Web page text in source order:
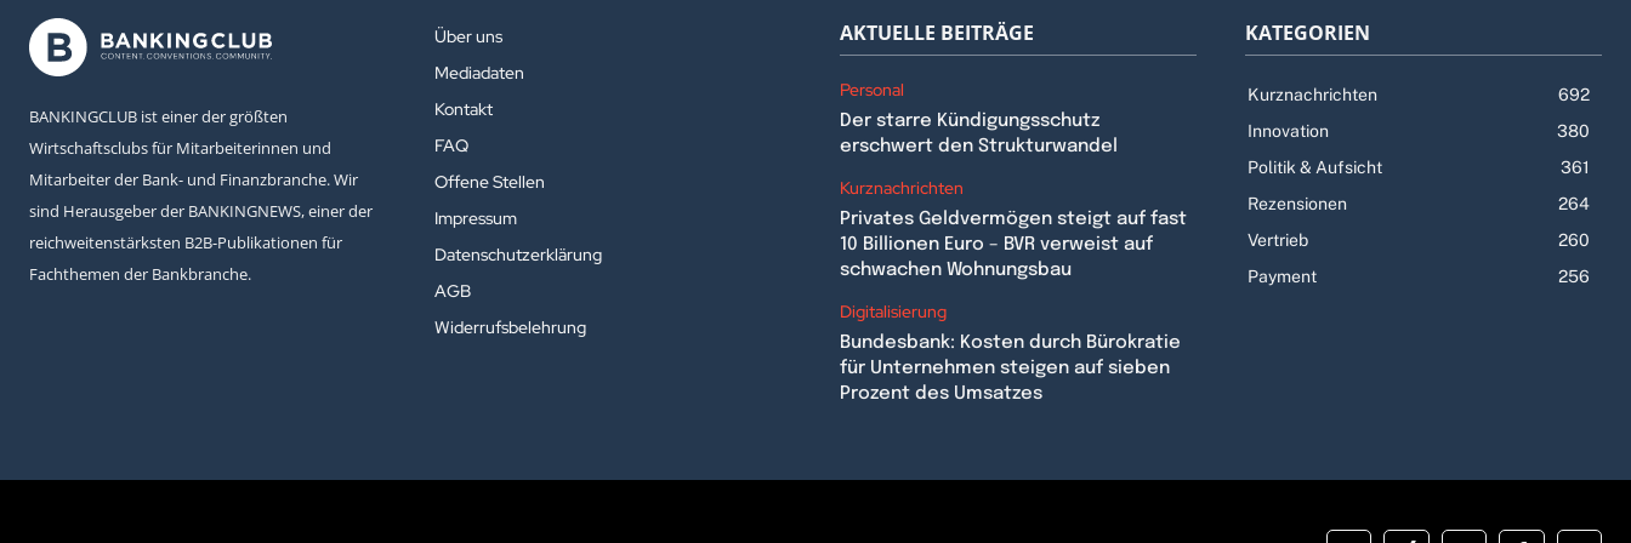
BANKINGCLUB ist einer der größten
Wirtschaftsclubs für Mitarbeiterinnen und
Mitarbeiter der Bank- und Finanzbranche. Wir
sind Herausgeber der BANKINGNEWS, einer der
reichweitenstärksten B2B-Publikationen für
Fachthemen der Bankbranche.
Über uns
Mediadaten
Kontakt
FAQ
Offene Stellen
Impressum
Datenschutzerklärung
AGB
Widerrufsbelehrung
AKTUELLE BEITRÄGE
Personal
Der starre Kündigungsschutz
erschwert den Strukturwandel
Kurznachrichten
Privates Geldvermögen steigt auf fast
10 Billionen Euro – BVR verweist auf
schwachen Wohnungsbau
Digitalisierung
Bundesbank: Kosten durch Bürokratie
für Unternehmen steigen auf sieben
Prozent des Umsatzes
KATEGORIEN
Kurznachrichten
692
Innovation
380
Politik & Aufsicht
361
Rezensionen
264
Vertrieb
260
Payment
256